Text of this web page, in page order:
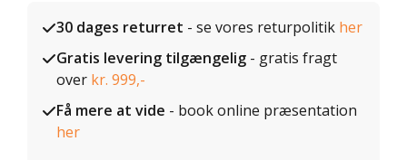
30 dages returret - se vores returpolitik her
Gratis levering tilgængelig - gratis fragt
over kr. 999,-
Få mere at vide - book online præsentation
her